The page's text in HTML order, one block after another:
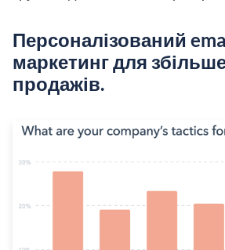
Персоналізований
маркетинг для
продажів.